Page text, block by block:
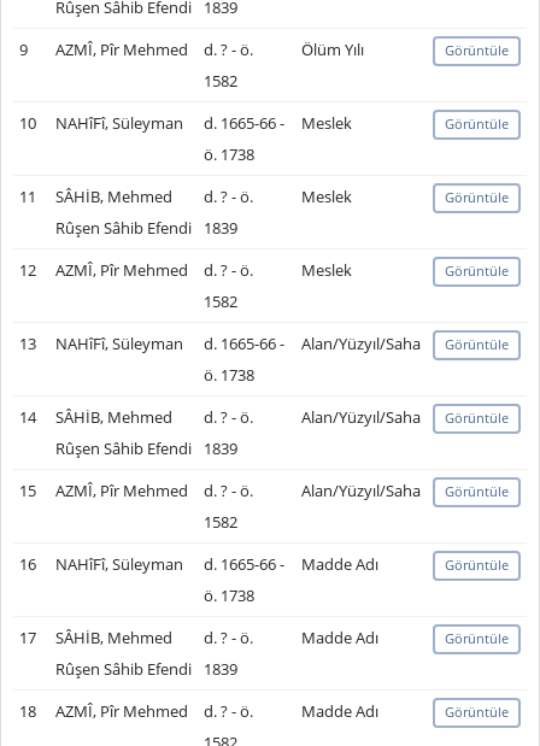
Rûşen Sâhib Efendi
1839
9 AZMÎ, Pîr Mehmed
d. ? - ö.
1582
Ölüm Yılı Görüntüle
10 NAHîFî, Süleyman
d. 1665-66 -
ö. 1738
Meslek Görüntüle
11
SÂHİB, Mehmed
Rûşen Sâhib Efendi
d. ? - ö.
1839
Meslek Görüntüle
12 AZMÎ, Pîr Mehmed
d. ? - ö.
1582
Meslek Görüntüle
13 NAHîFî, Süleyman
d. 1665-66 -
ö. 1738
Alan/Yüzyıl/Saha Görüntüle
14
SÂHİB, Mehmed
Rûşen Sâhib Efendi
d. ? - ö.
1839
Alan/Yüzyıl/Saha Görüntüle
15 AZMÎ, Pîr Mehmed
d. ? - ö.
1582
Alan/Yüzyıl/Saha Görüntüle
16 NAHîFî, Süleyman
d. 1665-66 -
ö. 1738
Madde Adı Görüntüle
17
SÂHİB, Mehmed
Rûşen Sâhib Efendi
d. ? - ö.
1839
Madde Adı Görüntüle
18 AZMÎ, Pîr Mehmed
d. ? - ö.
Madde Adı Görüntüle